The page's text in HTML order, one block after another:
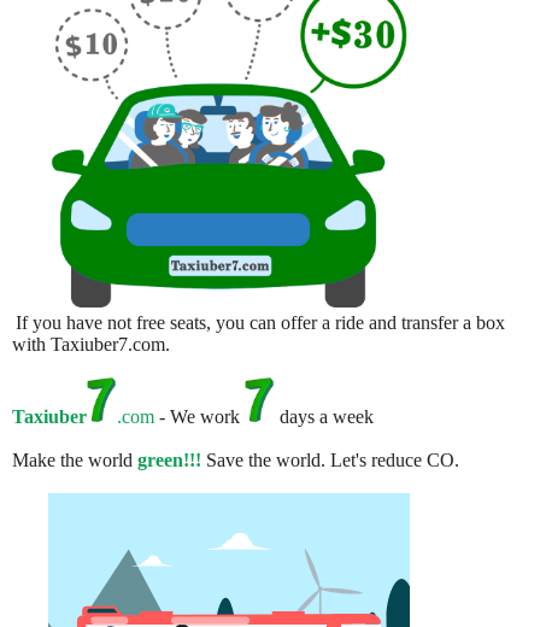
If you have not free seats, you can offer a ride and transfer a box
with Taxiuber7.com.
Taxiuber .com - We work days a week
Make the world green!!! Save the world. Let's reduce CO.